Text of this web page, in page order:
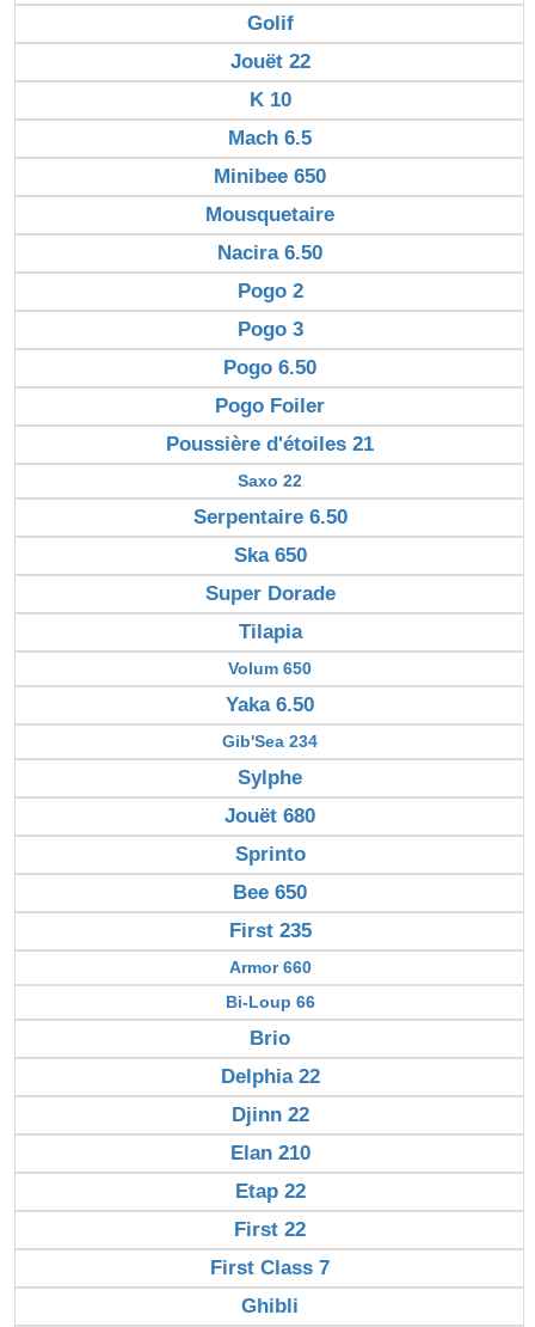
Golif
Jouët 22
K 10
Mach 6.5
Minibee 650
Mousquetaire
Nacira 6.50
Pogo 2
Pogo 3
Pogo 6.50
Pogo Foiler
Poussière d'étoiles 21
Saxo 22
Serpentaire 6.50
Ska 650
Super Dorade
Tilapia
Volum 650
Yaka 6.50
Gib'Sea 234
Sylphe
Jouët 680
Sprinto
Bee 650
First 235
Armor 660
Bi-Loup 66
Brio
Delphia 22
Djinn 22
Elan 210
Etap 22
First 22
First Class 7
Ghibli